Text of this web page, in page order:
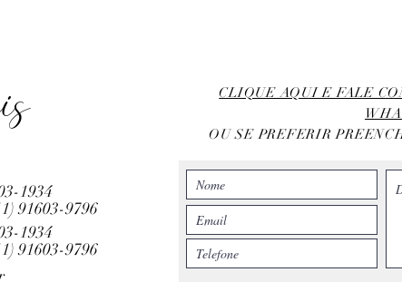
1934
91603-9796
1934
91603-9796
CLIQUE AQUI E FALE
OU SE PREFERIR